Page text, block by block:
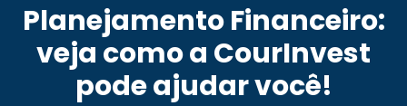
Planejamento Financeiro:
veja como a CourInvest
pode ajudar você!